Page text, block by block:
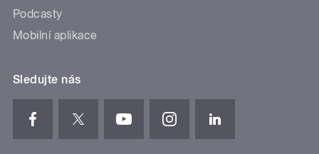
Podcasty
Mobilní aplikace
Sledujte nás